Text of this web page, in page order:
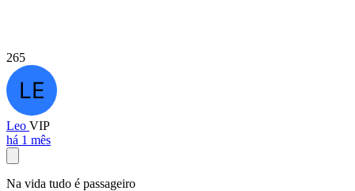
265
Leo VIP
há 1 mês
Na vida tudo é passageiro